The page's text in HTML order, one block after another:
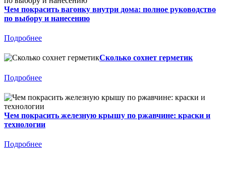
Чем покрасить вагонку внутри дома: полное руководство
по выбору и нанесению
Подробнее
Сколько сохнет герметик
Подробнее
Чем покрасить железную крышу по ржавчине: краски и
технологии
Подробнее